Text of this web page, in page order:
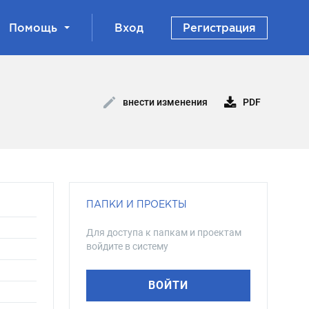
Помощь Вход Регистрация
внести изменения PDF
ПАПКИ И ПРОЕКТЫ
Для доступа к папкам и проектам
войдите в систему
ВОЙТИ